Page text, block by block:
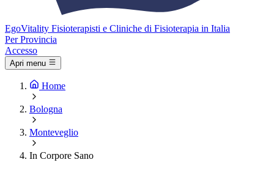
EgoVitality Fisioterapisti e Cliniche di Fisioterapia in Italia
Per Provincia
Accesso
Apri menu
Home
Bologna
Monteveglio
In Corpore Sano